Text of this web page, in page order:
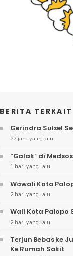
BERITA TERKAIT
Gerindra Sulsel
22 jam yang lalu
“Galak” di
1 hari yang lalu
Wawali Kota
2 hari yang lalu
Wali Kota Palopo
2 hari yang lalu
Terjun Bebas ke
Ke Rumah Sakit